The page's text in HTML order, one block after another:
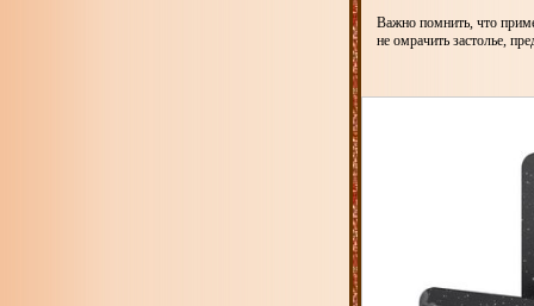
Важно помнить, что
не омрачить застолье,